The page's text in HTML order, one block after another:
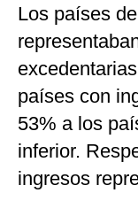
Los países
países con
53% a los
inferior.
ingresos